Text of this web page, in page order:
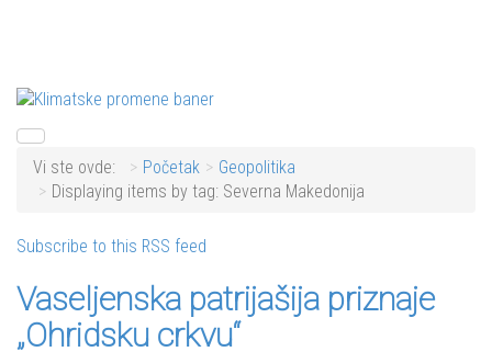
Vi ste ovde: Početak
Geopolitika
Displaying items by tag: Severna Makedonija
Subscribe to this RSS feed
Vaseljenska patrijašija priznaje
„Ohridsku crkvu“